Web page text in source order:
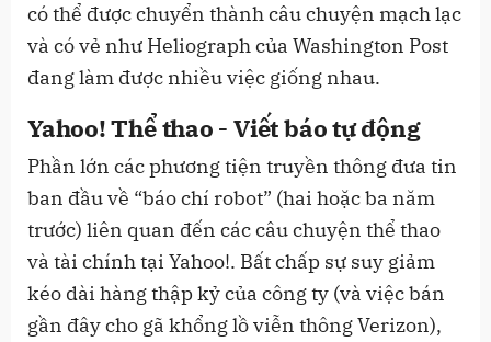
có thể được chuyển thành câu chuyện mạch lạc
và có vẻ như Heliograph của Washington Post
đang làm được nhiều việc giống nhau.
Yahoo! Thể thao - Viết báo tự động
Phần lớn các phương tiện truyền thông đưa tin
ban đầu về “báo chí robot” (hai hoặc ba năm
trước) liên quan đến các câu chuyện thể thao
và tài chính tại Yahoo!. Bất chấp sự suy giảm
kéo dài hàng thập kỷ của công ty (và việc bán
gần đây cho gã khổng lồ viễn thông Verizon),